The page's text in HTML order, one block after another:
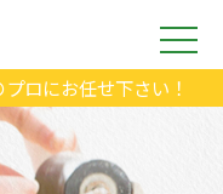
ロにお任せ下さい！